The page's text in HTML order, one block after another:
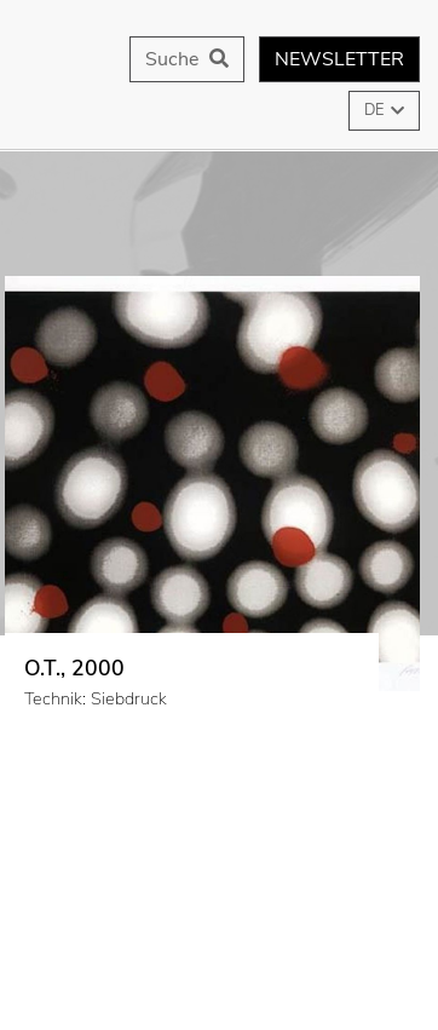
NEWSLETTER
Suche
DE
O.T., 2000
Technik: Siebdruck